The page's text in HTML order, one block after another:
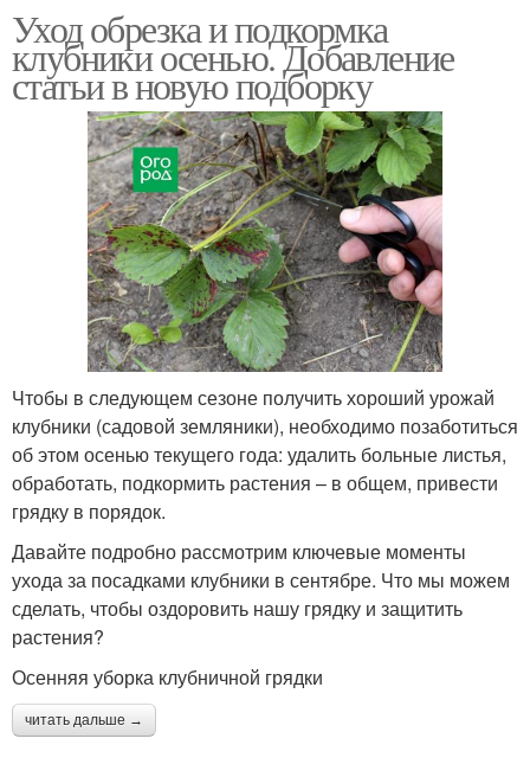
Уход обрезка и подкормка
клубники осенью. Добавление
статьи в новую подборку
Чтобы в следующем сезоне получить хороший урожай
клубники (садовой земляники), необходимо позаботиться
об этом осенью текущего года: удалить больные листья,
обработать, подкормить растения – в общем, привести
грядку в порядок.
Давайте подробно рассмотрим ключевые моменты
ухода за посадками клубники в сентябре. Что мы можем
сделать, чтобы оздоровить нашу грядку и защитить
растения?
Осенняя уборка клубничной грядки
читать дальше →